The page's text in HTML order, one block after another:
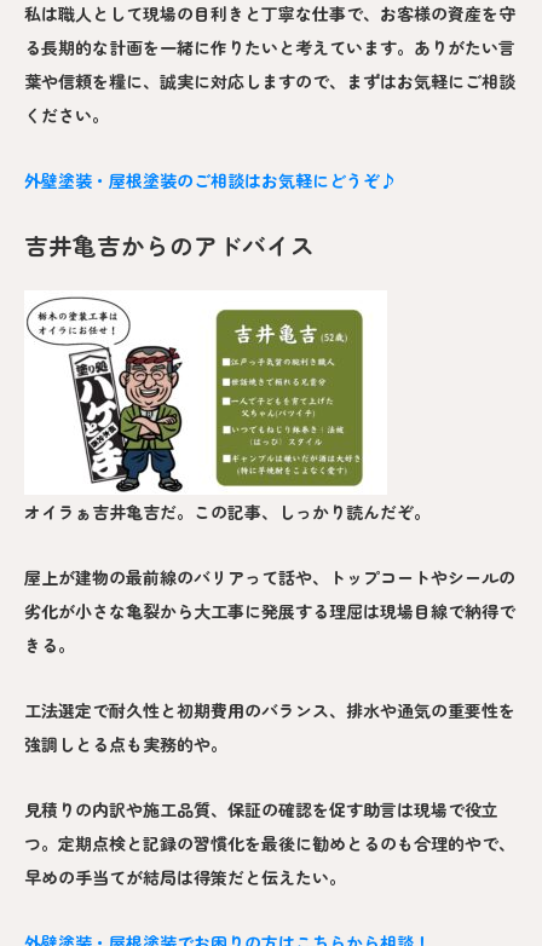
私は職人として現場の目利きと丁寧な仕事で、お客様の資産を守
る長期的な計画を一緒に作りたいと考えています。ありがたい言
葉や信頼を糧に、誠実に対応しますので、まずはお気軽にご相談
ください。
外壁塗装・屋根塗装のご相談はお気軽にどうぞ♪
吉井亀吉からのアドバイス
オイラぁ吉井亀吉だ。この記事、しっかり読んだぞ。
屋上が建物の最前線のバリアって話や、トップコートやシールの
劣化が小さな亀裂から大工事に発展する理屈は現場目線で納得で
きる。
工法選定で耐久性と初期費用のバランス、排水や通気の重要性を
強調しとる点も実務的や。
見積りの内訳や施工品質、保証の確認を促す助言は現場で役立
つ。定期点検と記録の習慣化を最後に勧めとるのも合理的やで、
早めの手当てが結局は得策だと伝えたい。